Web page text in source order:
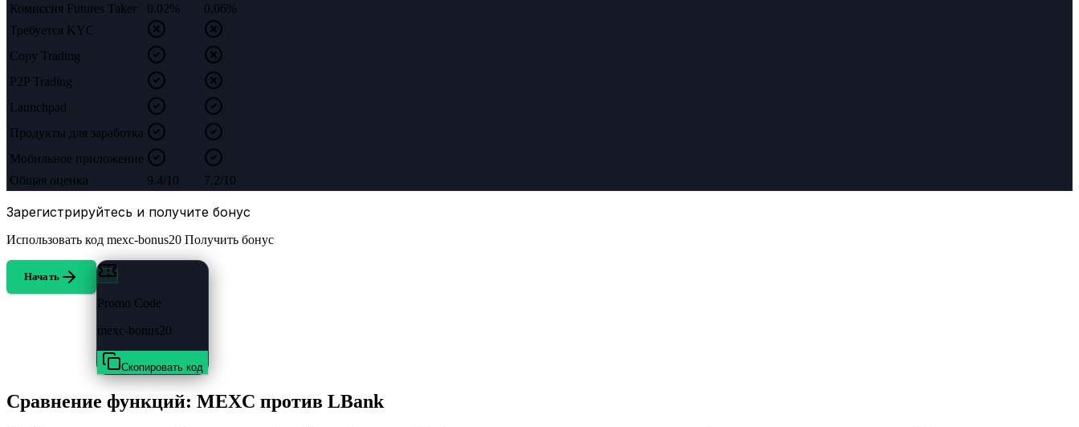
Комиссия Futures Taker
0.02%
0.06%
Требуется KYC
Copy Trading
P2P Trading
Launchpad
Продукты для заработка
Мобильное приложение
Общая оценка
9.4/10 7.2/10
Зарегистрируйтесь и получите бонус
Использовать код mexc-bonus20 Получить бонус
Начать
Promo Code
mexc-bonus20
Скопировать код
Сравнение функций: MEXC против LBank